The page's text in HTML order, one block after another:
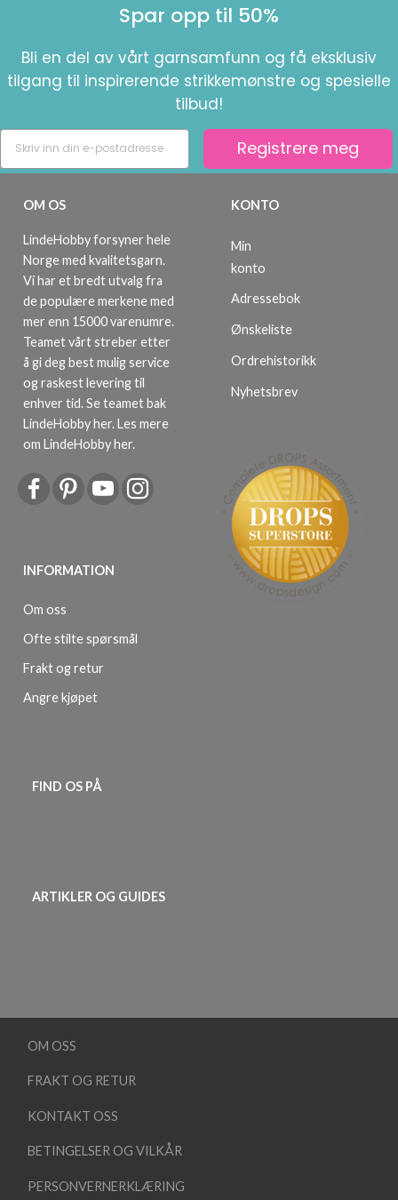
Spar opp til 50%
Bli en del av vårt garnsamfunn og få eksklusiv
tilgang til inspirerende strikkemønstre og spesielle
tilbud!
Registrere meg
OM OS
LindeHobby forsyner hele
Norge med kvalitetsgarn.
Vi har et bredt utvalg fra
de populære merkene med
mer enn 15000 varenumre.
Teamet vårt streber etter
å gi deg best mulig service
og raskest levering til
enhver tid. Se teamet bak
LindeHobby her.Les mere
om LindeHobby her.
INFORMATION
Om oss
Ofte stilte spørsmål
Frakt og retur
Angre kjøpet
KONTO
Min
konto
Adressebok
Ønskeliste
Ordrehistorikk
Nyhetsbrev
FIND OS PÅ
ARTIKLER OG GUIDES
OM OSS
FRAKT OG RETUR
KONTAKT OSS
BETINGELSER OG VILKÅR
PERSONVERNERKLÆRING